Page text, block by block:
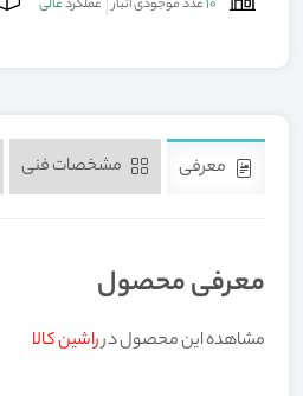
10عدد موجودی انبار عملکردعالی
معرفی
معرفی محصول
مشاهده این محصول درراشین کالا